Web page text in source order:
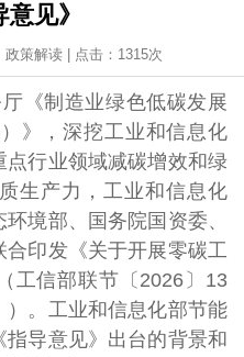
见》
政策解读 | 点击： 1315次
《制造业绿色低碳发展
》，深挖工业和信息化
行业领域减碳增效和绿
生产力，工业和信息化
境部、国务院国资委、
合印发《关于开展零碳工
工信部联节〔2026〕13
。工业和信息化部节能
导意见》出台的背景和